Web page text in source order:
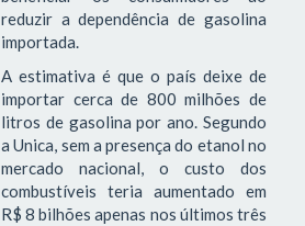
reduzir a dependência de gasolina
importada.
A estimativa é que o país deixe de
importar cerca de 800 milhões de
litros de gasolina por ano. Segundo
a Unica, sem a presença do etanol no
mercado nacional, o custo dos
combustíveis teria aumentado em
R$ 8 bilhões apenas nos últimos três